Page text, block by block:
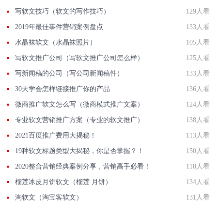
写软文技巧（软文的写作技巧） 129人看
2019年最佳事件营销案例盘点 133人看
水晶袜软文（水晶袜照片） 105人看
写软文推广公司（写软文推广公司怎么样） 125人看
写新闻稿的公司（写公司新闻稿件） 133人看
30天学会怎样链接推广你的产品 136人看
微商推广软文怎么写（微商模式推广文案） 124人看
专业软文营销推广方案（专业的软文推广） 138人看
2021百度推广费用大揭秘！ 113人看
19种软文标题类型大揭秘，你是否掌握？！ 150人看
2020整合营销经典案例分享，营销高手必看！ 118人看
榴莲冰皮月饼软文（榴莲 月饼） 134人看
淘软文（淘宝客软文） 131人看